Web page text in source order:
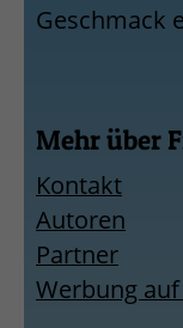
Geschmack
Mehr über
Kontakt
Autoren
Partner
Werbung